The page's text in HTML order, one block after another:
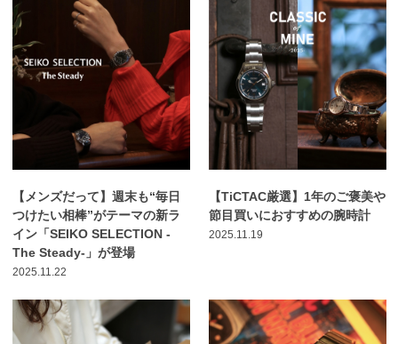
【メンズだって】週末も“毎日
つけたい相棒”がテーマの新ラ
イン「SEIKO SELECTION -
The Steady-」が登場
2025.11.22
【TiCTAC厳選】1年のご褒美や
節目買いにおすすめの腕時計
2025.11.19